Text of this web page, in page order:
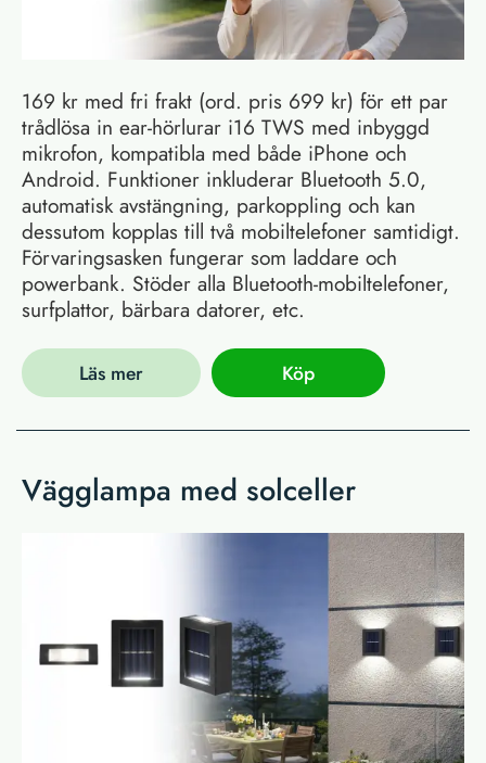
169 kr med fri frakt (ord. pris 699 kr) för ett par
trådlösa in ear-hörlurar i16 TWS med inbyggd
mikrofon, kompatibla med både iPhone och
Android. Funktioner inkluderar Bluetooth 5.0,
automatisk avstängning, parkoppling och kan
dessutom kopplas till två mobiltelefoner samtidigt.
Förvaringsasken fungerar som laddare och
powerbank. Stöder alla Bluetooth-mobiltelefoner,
surfplattor, bärbara datorer, etc.
Läs mer Köp
Vägglampa med solceller